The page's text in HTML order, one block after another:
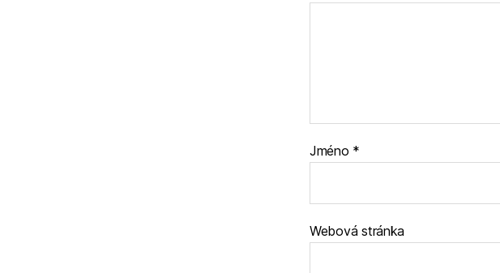
Jméno *
Webová stránka